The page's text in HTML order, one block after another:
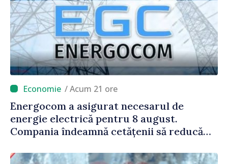
/ Acum 21 ore
Energocom a asigurat necesarul de
energie electrică pentru 8 august.
Compania îndeamnă cetățenii să reducă